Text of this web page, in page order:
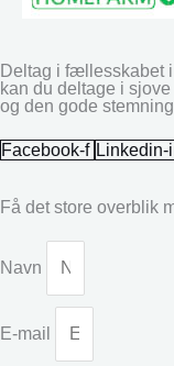
Deltag i fællesskabet
kan du deltage i
og den gode
Facebook-f Linkedin-
Få det store overblik
Navn
E-mail